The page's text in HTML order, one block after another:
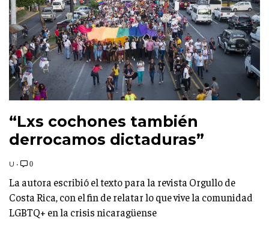
“Lxs cochones también
derrocamos dictaduras”
U • 0
La autora escribió el texto para la revista Orgullo de
Costa Rica, con el fin de relatar lo que vive la comunidad
LGBTQ+ en la crisis nicaragüense